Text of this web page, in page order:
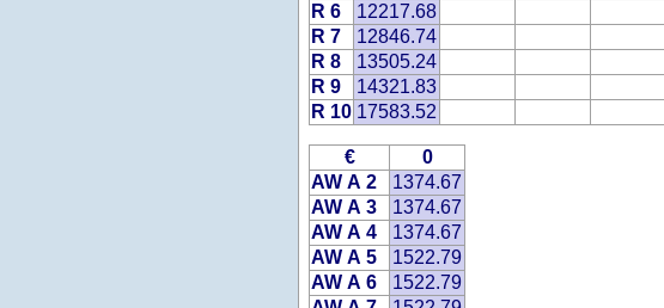
R 6
12217.68
R 7
12846.74
R 8
13505.24
R 9
14321.83
R 10 17583.52
€
0
AW A 2
1374.67
AW A 3
1374.67
AW A 4
1374.67
AW A 5
1522.79
AW A 6
1522.79